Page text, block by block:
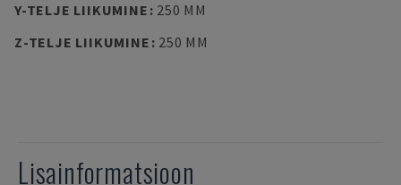
Y-TELJE LIIKUMINE : 250 MM
Z-TELJE LIIKUMINE : 250 MM
Lisainformatsioon